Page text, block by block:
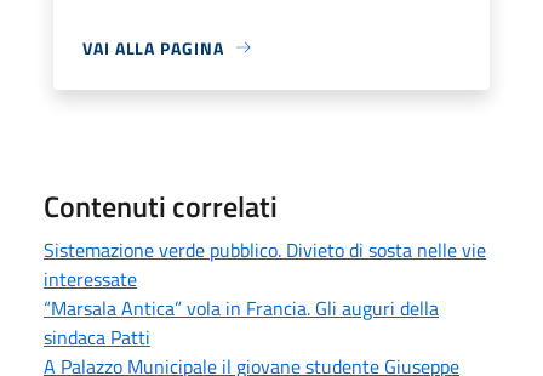
VAI ALLA PAGINA
Contenuti correlati
Sistemazione verde pubblico. Divieto di sosta nelle vie
interessate
“Marsala Antica” vola in Francia. Gli auguri della
sindaca Patti
A Palazzo Municipale il giovane studente Giuseppe